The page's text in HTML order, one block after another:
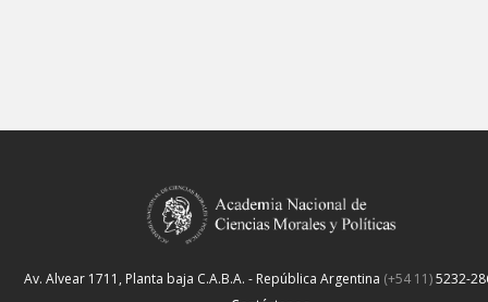
Av. Alvear 1711, Planta baja C.A.B.A. - República Argentina (+54 11)5232-